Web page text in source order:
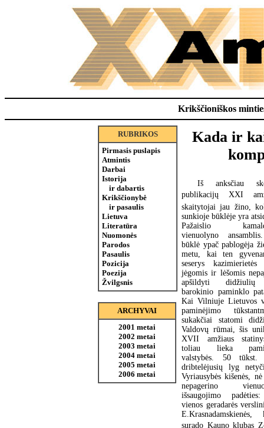
Krikščioniškos
RUBRIKOS
Pirmasis puslapis
Atmintis
Darbai
Istorija
ir dabartis
Krikščionybė
ir pasaulis
Lietuva
Literatūra
Nuomonės
Parodos
Pasaulis
Pozicija
Poezija
Žvilgsnis
ARCHYVAI
2001 metai
2002 metai
2003 metai
2004 metai
2005 metai
2006 metai
Kada ir
Iš anksčiau
publikacijų XXI
skaitytojai jau žino,
sunkioje būklėje yra
Pažaislio
vienuolyno
būklė ypač pablogėja
metu, kai ten
seserys kazimierietės
jėgomis ir lėšomis
apšildyti
barokinio paminklo
Kai Vilniuje Lietuvos
paminėjimo
sukakčiai statomi
Valdovų rūmai, šis
XVII amžiaus
toliau lieka
valstybės. 50
dribtelėjusių lyg
Vyriausybės kišenės,
nepagerino
išsaugojimo
vienos geradarės
E.Krasnadamskienės,
surado Kauno klubas